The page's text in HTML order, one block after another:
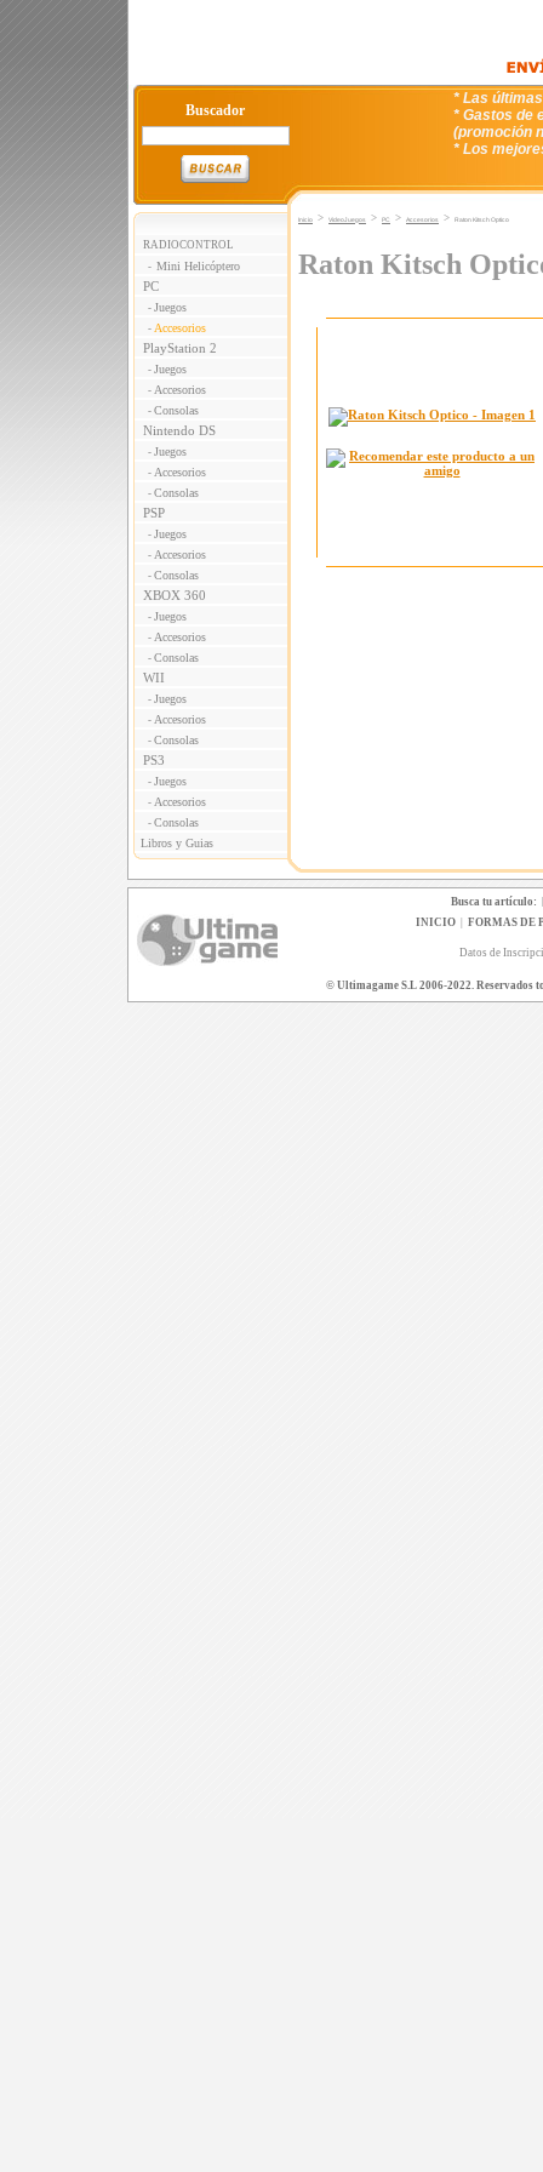
Buscador
* Las
* Gastos de
(promoción
* Los
RADIOCONTROL
- Mini Helicóptero
PC
- Juegos
- Accesorios
PlayStation 2
- Juegos
- Accesorios
- Consolas
Nintendo DS
- Juegos
- Accesorios
- Consolas
PSP
- Juegos
- Accesorios
- Consolas
XBOX 360
- Juegos
- Accesorios
- Consolas
WII
- Juegos
- Accesorios
- Consolas
PS3
- Juegos
- Accesorios
- Consolas
Libros y Guias
Inicio > VideoJuegos > PC > Accesorios > Raton Kitsch Optico
Raton Kitsch
Busca tu artículo:
INICIO| FORMAS DE
Datos de
© Ultimagame S.L 2006-2022. Reservados